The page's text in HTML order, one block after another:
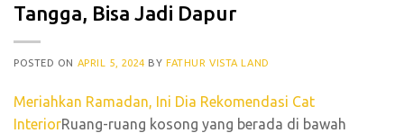
Tangga, Bisa Jadi Dapur
POSTED ON APRIL 5, 2024 BYFATHUR VISTA LAND
Meriahkan Ramadan, Ini Dia Rekomendasi Cat
InteriorRuang-ruang kosong yang berada di bawah